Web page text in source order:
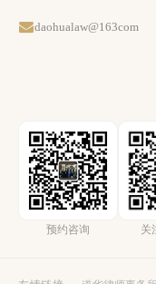
daohualaw@163com
预约咨询 关